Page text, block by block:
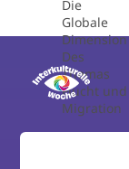
Die
Globale
Dimension
Des
Themas
Flucht und
Migration